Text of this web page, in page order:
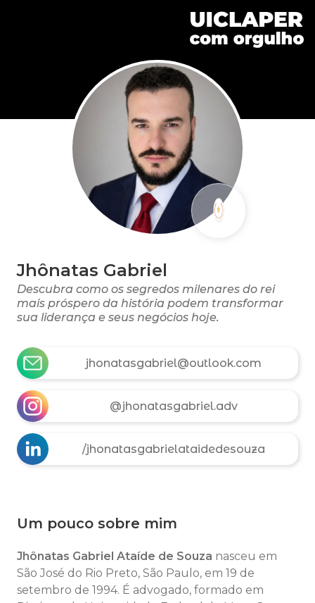
Jhônatas Gabriel
Descubra como os segredos milenares do rei
mais próspero da história podem transformar
sua liderança e seus negócios hoje.
jhonatasgabriel@outlook.com
@jhonatasgabriel.adv
/jhonatasgabrielataidedesouza
Um pouco sobre mim
Jhônatas Gabriel Ataíde de Souza nasceu em
São José do Rio Preto, São Paulo, em 19 de
setembro de 1994. É advogado, formado em